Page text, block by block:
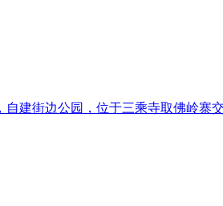
建街边公园，位于三乘寺取佛岭寨